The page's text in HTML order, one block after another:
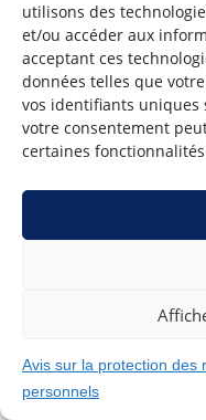
utilisons des
et/ou accéder aux
acceptant ces
données telles que
vos identifiants uniques
votre consentement
certaines
Avis sur la protection des
personnels